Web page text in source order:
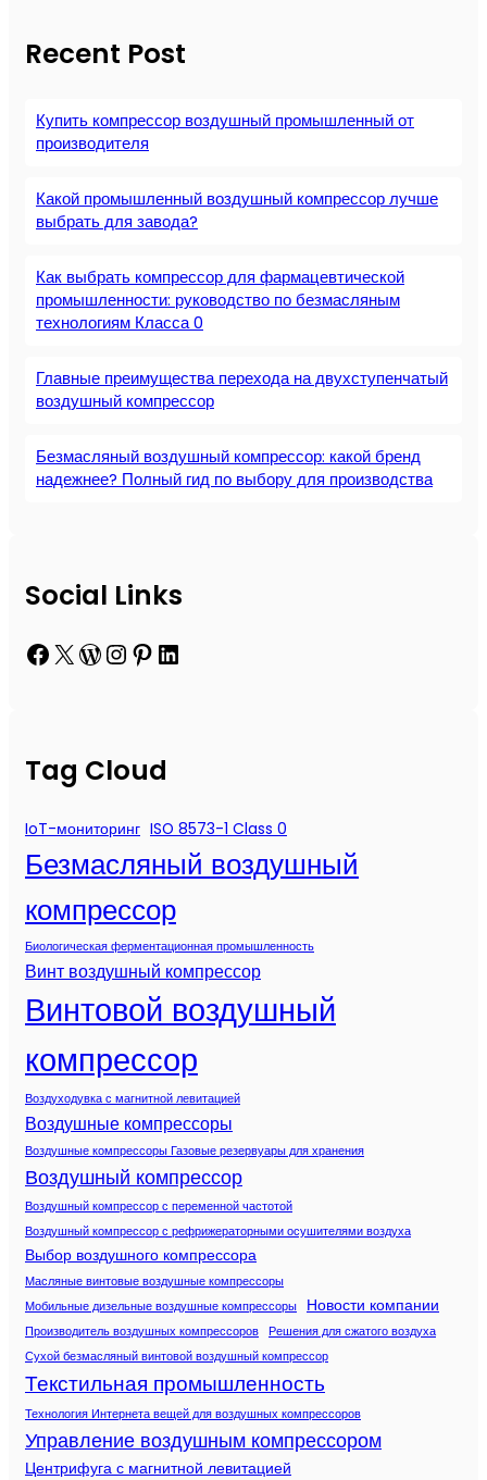
Recent Post
Купить компрессор воздушный промышленный от
производителя
Какой промышленный воздушный компрессор лучше
выбрать для завода?
Как выбрать компрессор для фармацевтической
промышленности: руководство по безмасляным
технологиям Класса 0
Главные преимущества перехода на двухступенчатый
воздушный компрессор
Безмасляный воздушный компрессор: какой бренд
надежнее? Полный гид по выбору для производства
Social Links
Facebook X WordPress InstagramPinterest LinkedIn
Tag Cloud
IoT-мониторинг ISO 8573-1 Class 0
Безмасляный воздушный
компрессор
Биологическая ферментационная промышленность
Винт воздушный компрессор
Винтовой воздушный
компрессор
Воздуходувка с магнитной левитацией
Воздушные компрессоры
Воздушные компрессоры Газовые резервуары для хранения
Воздушный компрессор
Воздушный компрессор с переменной частотой
Воздушный компрессор с рефрижераторными осушителями воздуха
Выбор воздушного компрессора
Масляные винтовые воздушные компрессоры
Мобильные дизельные воздушные компрессоры
Новости компании
Производитель воздушных компрессоров Решения для сжатого воздуха
Сухой безмасляный винтовой воздушный компрессор
Текстильная промышленность
Технология Интернета вещей для воздушных компрессоров
Управление воздушным компрессором
Центрифуга с магнитной левитацией